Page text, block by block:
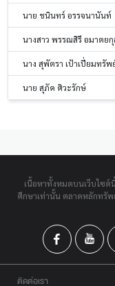
นาย ชนินทร์ อรรจนานันท์
นางสาว พรรณสิรี อมาตยกุ
นาง สุพัตรา เป้าเปี่ยมทรัพ
นาย สุภัค ศิวะรักษ์
เนื้อหาทั้งหมดบนเว็บไซต์
ศึกษาเท่านั้น ตลาดหลักทรั
ติดต่อเรา